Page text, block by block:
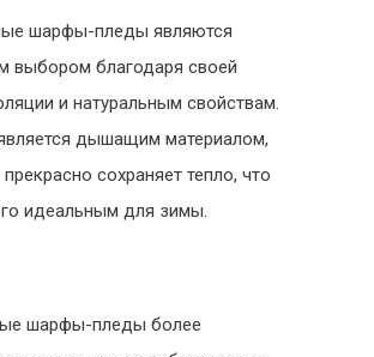
шарфы-пледы являются
выбором благодаря своей
и натуральным свойствам.
дышащим материалом,
сохраняет тепло, что
идеальным для зимы.
шарфы-пледы более